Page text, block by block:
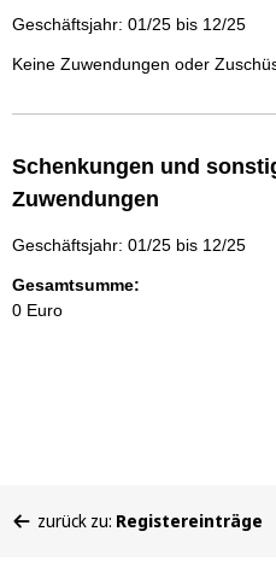
Geschäftsjahr: 01/25 bis 12/25
Keine Zuwendungen oder
Schenkungen und
Zuwendungen
Geschäftsjahr: 01/25 bis 12/25
Gesamtsumme:
0 Euro
befinden
zurück zu: Registereinträge